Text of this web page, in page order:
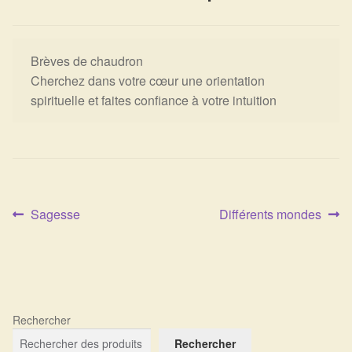
Bijoux
Colliers
Harmonisation
Search
Brèves de chaudron
Cherchez dans votre cœur une orientation
spirituelle et faites confiance à votre intuition
Navigation
Article
Sagesse
Article
Différents mondes
Rechercher
Rechercher